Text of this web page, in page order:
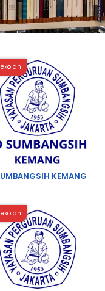
KEMANG